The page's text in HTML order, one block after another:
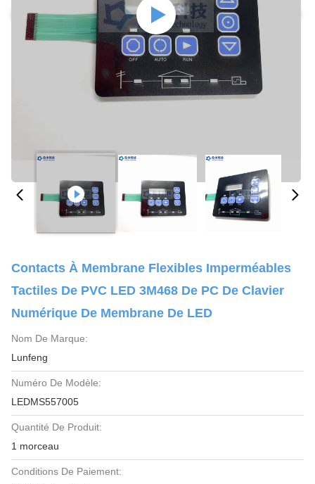
Contacts À Membrane Flexibles Imperméables
Tactiles De PVC LED 3M468 De PC De Clavier
Numérique De Membrane De LED
Nom De Marque:
Lunfeng
Numéro De Modèle:
LEDMS557005
Quantité De Produit:
1 morceau
Conditions De Paiement: